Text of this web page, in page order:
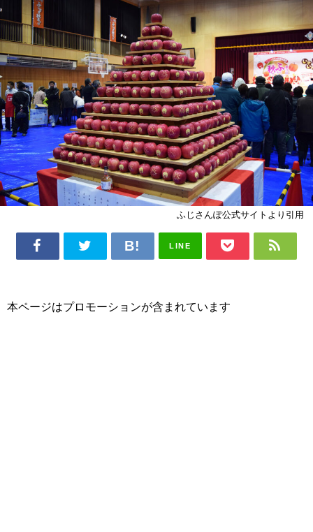
ふじさんぽ公式サイトより引用
LINE
本ページはプロモーションが含まれています